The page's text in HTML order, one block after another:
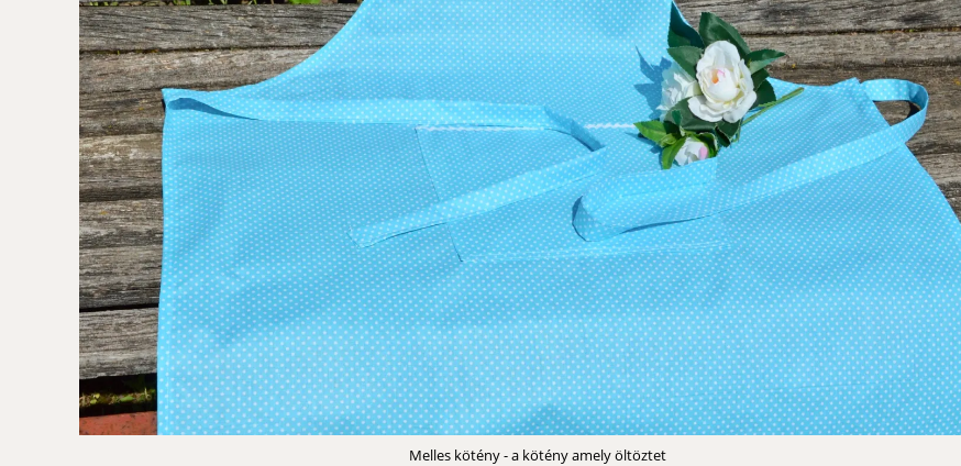
Melles kötény - a kötény amely öltöztet